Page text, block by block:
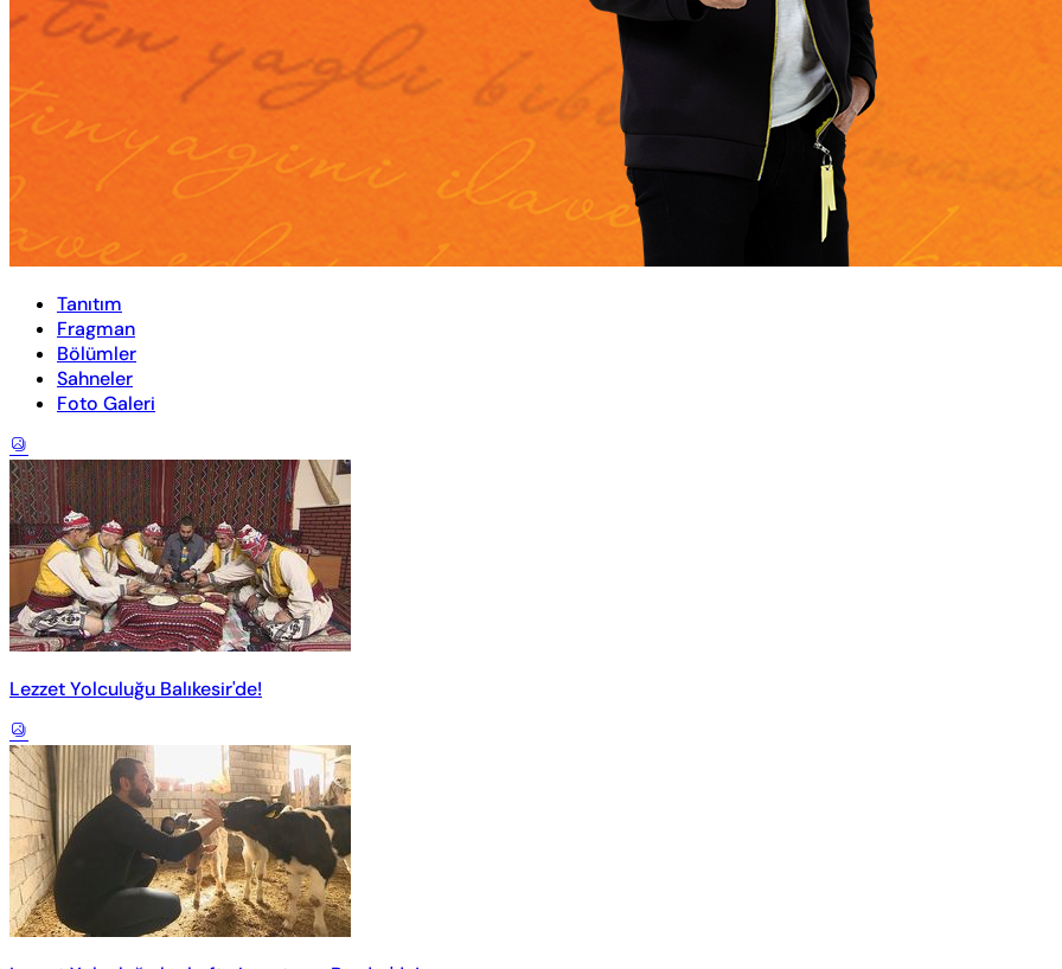
Tanıtım
Fragman
Bölümler
Sahneler
Foto Galeri
Lezzet Yolculuğu Balıkesir'de!